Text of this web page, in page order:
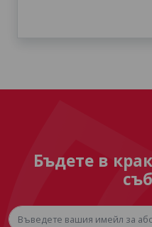
Бъдете в